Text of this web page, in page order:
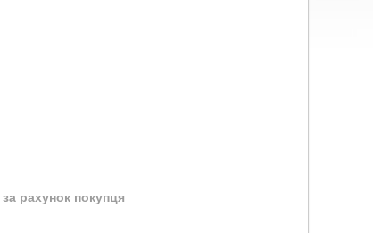
за рахунок покупця